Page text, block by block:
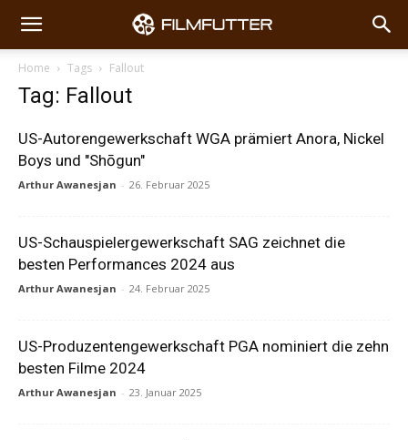
Home Tags Fallout
Tag: Fallout
US-Autorengewerkschaft WGA prämiert Anora, Nickel
Boys und "Shōgun"
Arthur Awanesjan - 26. Februar 2025
US-Schauspielergewerkschaft SAG zeichnet die
besten Performances 2024 aus
Arthur Awanesjan - 24. Februar 2025
US-Produzentengewerkschaft PGA nominiert die zehn
besten Filme 2024
Arthur Awanesjan - 23. Januar 2025